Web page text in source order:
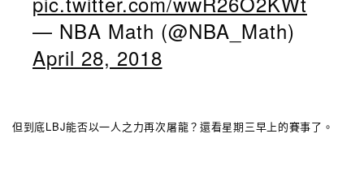
— NBA Math (@NBA_Math)
April 28, 2018
但到底LBJ能否以一人之力再次屠龍？還看星期三早上的賽事了。